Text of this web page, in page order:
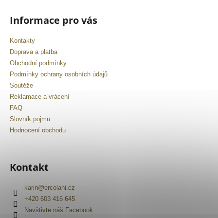
Informace pro vás
Kontakty
Doprava a platba
Obchodní podmínky
Podmínky ochrany osobních údajů
Soutěže
Reklamace a vrácení
FAQ
Slovník pojmů
Hodnocení obchodu
Kontakt
karin@ercolani.cz
+420 603 416 645
Navštivte náš Facebook